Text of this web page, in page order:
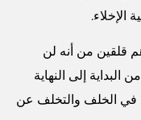
الإخلاء.
قلقين من أنه لن
إلى النهاية
في الخلف والتخلف عن